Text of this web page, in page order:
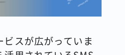
ビスが広がっていま